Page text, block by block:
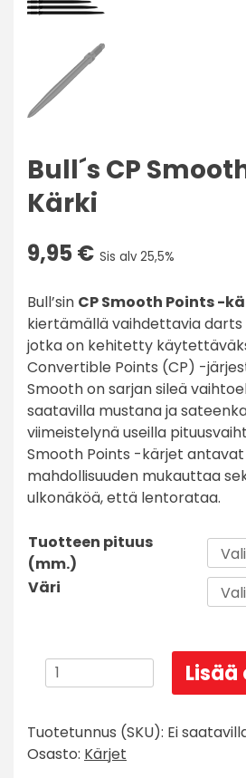
Bull´s CP
Kärki
9,95€ Sis alv 25,5%
Bull’sin CP Smooth Points -
kiertämällä vaihdettavia darts
jotka on kehitetty
Convertible Points (CP) -
Smooth on sarjan sileä
saatavilla mustana ja
viimeistelynä useilla
Smooth Points -kärjet
mahdollisuuden mukauttaa
ulkonäköä, että lentorataa.
Tuotteen pituus
(mm.)
Väri
Smooth
Point
Tuotetunnus (SKU): Ei
Osasto: Kärjet